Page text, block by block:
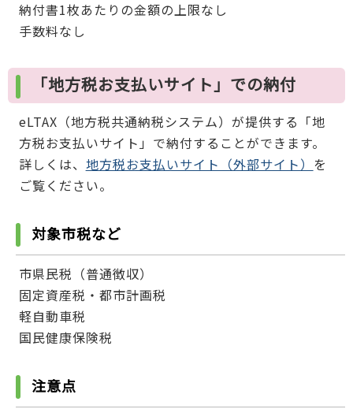
納付書1枚あたりの金額の上限なし
手数料なし
「地方税お支払いサイト」での納付
eLTAX（地方税共通納税システム）が提供する「地
方税お支払いサイト」で納付することができます。
詳しくは、 地方税お支払いサイト（外部サイト） を
ご覧ください。
対象市税など
市県民税（普通徴収）
固定資産税・都市計画税
軽自動車税
国民健康保険税
注意点